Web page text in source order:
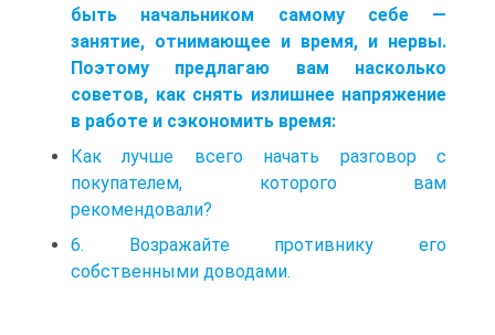
быть начальником самому себе —
занятие, отнимающее и время, и нервы.
Поэтому предлагаю вам насколько
советов, как снять излишнее напряжение
в работе и сэкономить время:
Как лучше всего начать разговор с
покупателем, которого вам
рекомендовали?
6. Возражайте противнику его
собственными доводами.